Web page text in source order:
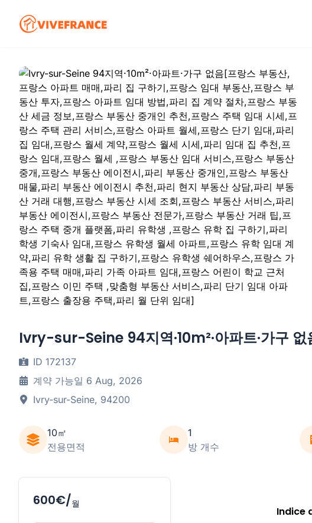
Ivry-sur-Seine 94지역·10m²·아파트·가구 없
ID 172137
계약 가능일 6 Aug, 2026
Ivry-sur-Seine, 94200
10㎡
전용면적
1
방 개수
600€/월
Indice